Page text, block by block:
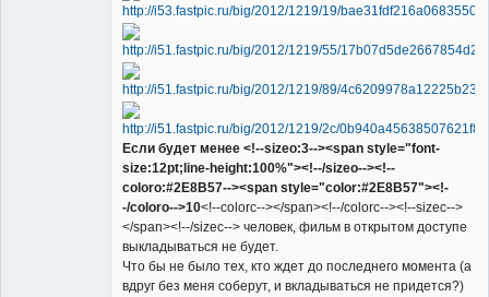
Если будет менее <!--sizeo:3--><span style="font-
size:12pt;line-height:100%"><!--/sizeo--><!--
coloro:#2E8B57--><span style="color:#2E8B57"><!-
-/coloro-->10<!--colorc--></span><!--/colorc--><!--sizec-->
</span><!--/sizec--> человек, фильм в открытом доступе
выкладываться не будет.
Что бы не было тех, кто ждет до последнего момента (а
вдруг без меня соберут, и вкладываться не придется?)